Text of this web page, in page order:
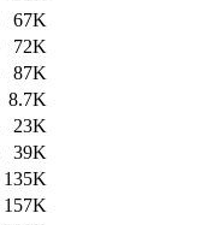
67K
72K
87K
8.7K
23K
39K
135K
157K